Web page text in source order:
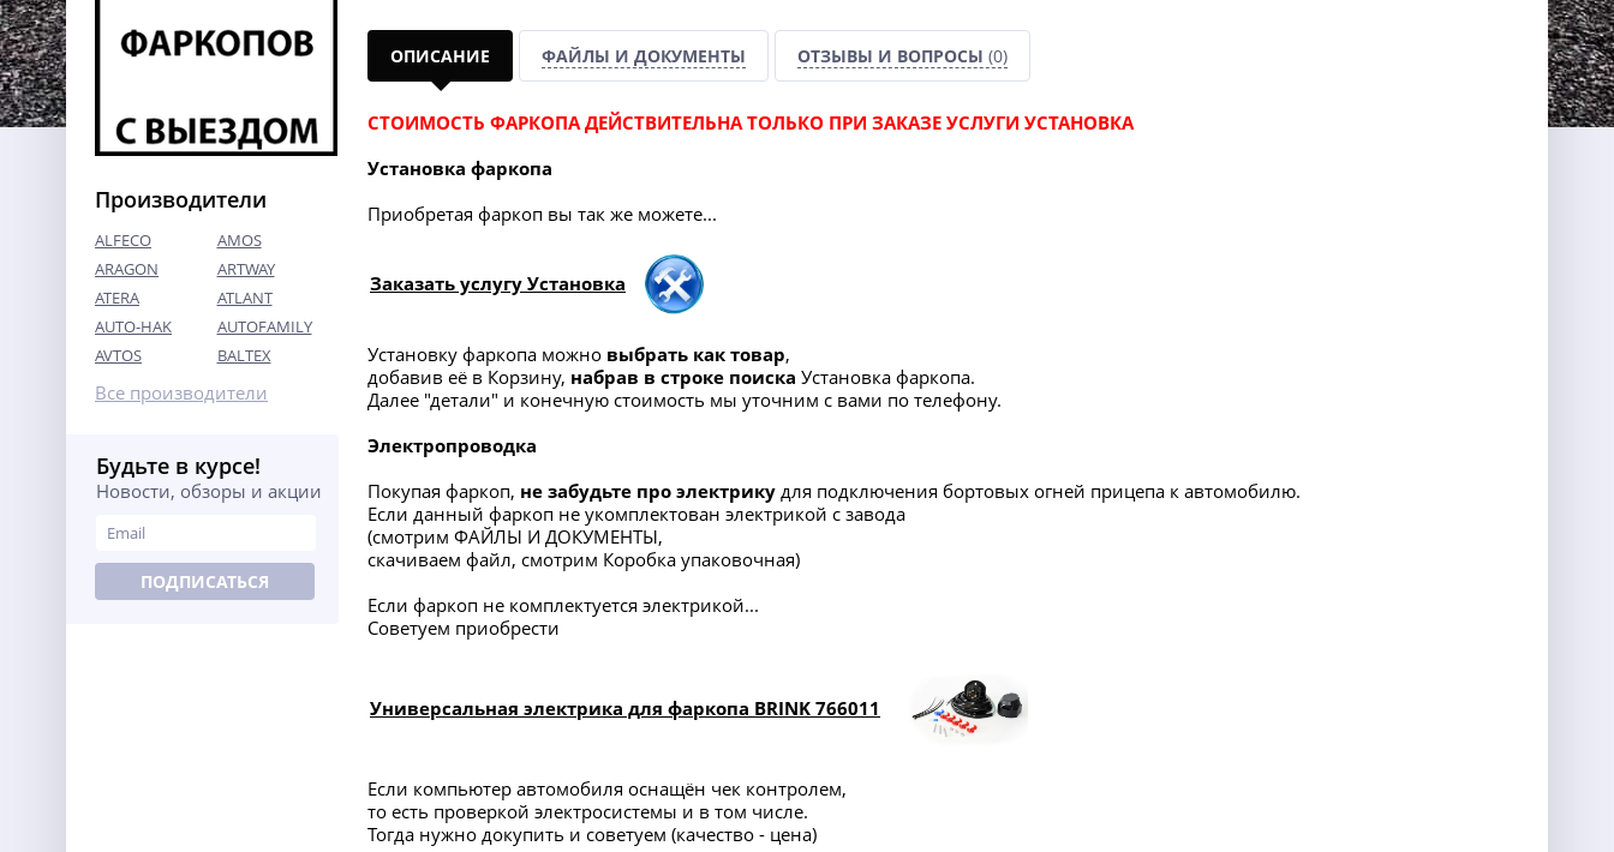
Производители
ALFECO
AMOS
ARAGON
ARTWAY
ATERA
ATLANT
AUTO-HAK
AUTOFAMILY
AVTOS
BALTEX
Все производители
Будьте в курсе!
Новости, обзоры и акции
ПОДПИСАТЬСЯ
ОПИСАНИЕ ФАЙЛЫ И ДОКУМЕНТЫ ОТЗЫВЫ И ВОПРОСЫ (0)
СТОИМОСТЬ ФАРКОПА ДЕЙСТВИТЕЛЬНА ТОЛЬКО ПРИ ЗАКАЗЕ УСЛУГИ УСТАНОВКА
Установка фаркопа
Приобретая фаркоп вы так же можете...
Заказать услугу Установка
Установку фаркопа можно выбрать как товар,
добавив её в Корзину, набрав в строке поиска Установка фаркопа.
Далее "детали" и конечную стоимость мы уточним с вами по телефону.
Электропроводка
Покупая фаркоп, не забудьте про электрику для подключения бортовых огней прицепа к автомобилю.
Если данный фаркоп не укомплектован электрикой с завода
(смотрим ФАЙЛЫ И ДОКУМЕНТЫ,
скачиваем файл, смотрим Коробка упаковочная)
Если фаркоп не комплектуется электрикой...
Советуем приобрести
Универсальная электрика для фаркопа BRINK 766011
Если компьютер автомобиля оснащён чек контролем,
то есть проверкой электросистемы и в том числе.
Тогда нужно докупить и советуем (качество - цена)